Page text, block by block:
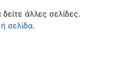
δείτε άλλες σελίδες.
σελίδα.